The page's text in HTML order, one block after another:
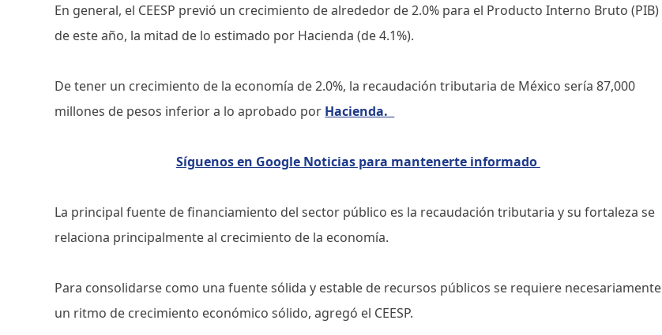
En general, el CEESP previó un crecimiento de alrededor de 2.0% para el Producto Interno Bruto (PIB)
de este año, la mitad de lo estimado por Hacienda (de 4.1%).
De tener un crecimiento de la economía de 2.0%, la recaudación tributaria de México sería 87,000
millones de pesos inferior a lo aprobado por Hacienda.
Síguenos en Google Noticias para mantenerte informado
La principal fuente de financiamiento del sector público es la recaudación tributaria y su fortaleza se
relaciona principalmente al crecimiento de la economía.
Para consolidarse como una fuente sólida y estable de recursos públicos se requiere necesariamente
un ritmo de crecimiento económico sólido, agregó el CEESP.